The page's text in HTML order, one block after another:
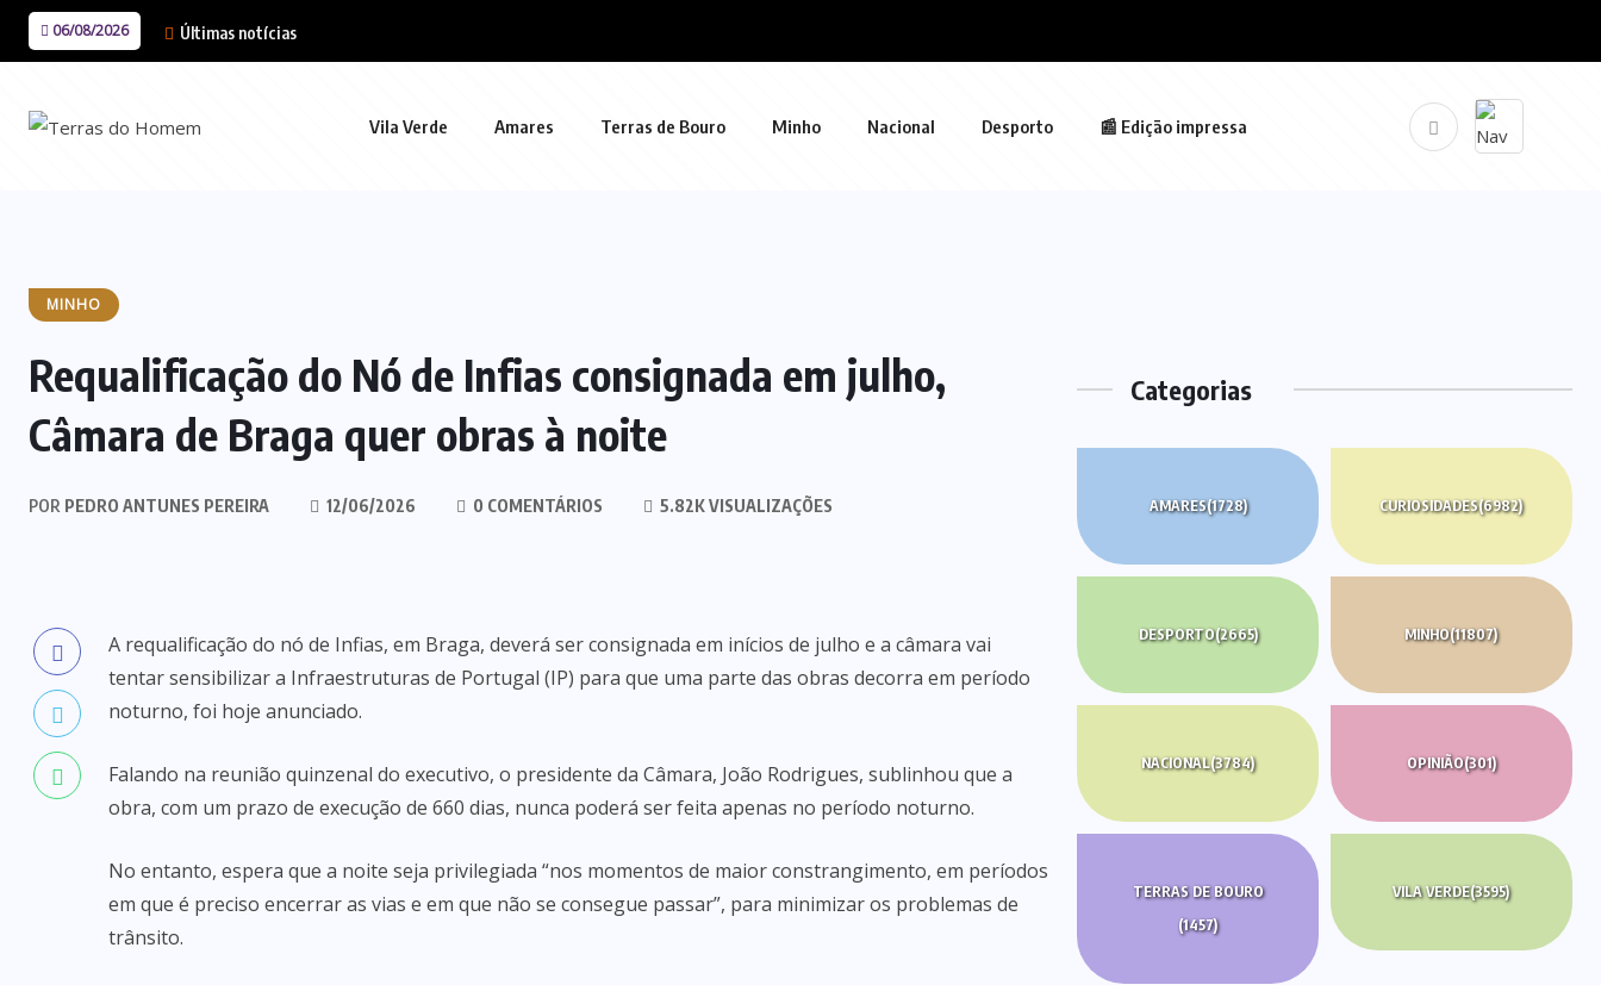
06/08/2026 Últimas notícias
Vila Verde Amares Terras de Bouro Minho Nacional Desporto 📰 Edição impressa
MINHO
Requalificação do Nó de Infias consignada em julho,
Câmara de Braga quer obras à noite
POR PEDRO ANTUNES PEREIRA 12/06/2026 0 COMENTÁRIOS 5.82K VISUALIZAÇÕES
A requalificação do nó de Infias, em Braga, deverá ser consignada em inícios de julho e a câmara vai
tentar sensibilizar a Infraestruturas de Portugal (IP) para que uma parte das obras decorra em período
noturno, foi hoje anunciado.
Falando na reunião quinzenal do executivo, o presidente da Câmara, João Rodrigues, sublinhou que a
obra, com um prazo de execução de 660 dias, nunca poderá ser feita apenas no período noturno.
No entanto, espera que a noite seja privilegiada “nos momentos de maior constrangimento, em períodos
em que é preciso encerrar as vias e em que não se consegue passar”, para minimizar os problemas de
trânsito.
Categorias
AMARES(1728) CURIOSIDADES(6982)
DESPORTO(2665) MINHO(11807)
NACIONAL(3784) OPINIÃO(301)
TERRAS DE BOURO
(1457)
VILA VERDE(3595)